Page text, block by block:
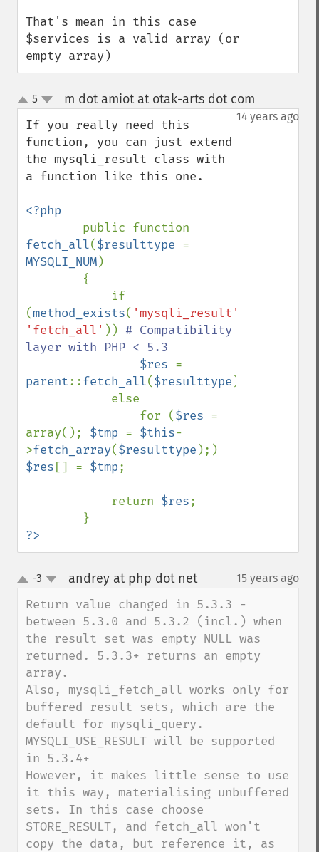
That's mean in this case
$services is a valid array (or
empty array)
up
down
5 m dot amiot at otak-arts dot com
14 years ago
If you really need this
function, you can just extend
the mysqli_result class with
a function like this one.
<?php
fetch_all($resulttype
MYSQLI_NUM)
(method_exists( 'mysqli_result'
'fetch_all' )) # Compatibility
layer with PHP < 5.3
$res
parent::fetch_all($resulttype );
                for (
$res =
array(); $tmp = $this-
>fetch_array($resulttype
$res [] = $tmp;
            return
$res;
?>
up-3 andrey at php dot net¶ 15 years ago
Return value changed in 5.3.3 -
between 5.3.0 and 5.3.2 (incl.) when
the result set was empty NULL was
returned. 5.3.3+ returns an empty
array.
Also, mysqli_fetch_all works only for
buffered result sets, which are the
default for mysqli_query.
MYSQLI_USE_RESULT will be supported
in 5.3.4+
However, it makes little sense to use
it this way, materialising unbuffered
sets. In this case choose
STORE_RESULT, and fetch_all won't
copy the data, but reference it, as